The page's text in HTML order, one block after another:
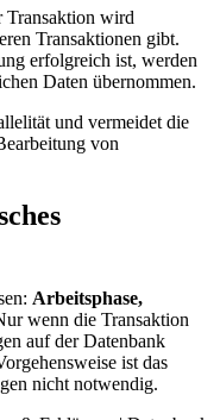
Transaktion wird
Transaktionen gibt.
erfolgreich ist, werden
Daten übernommen.
und vermeidet die
von
Arbeitsphase,
wenn die Transaktion
auf der Datenbank
ist das
nicht notwendig.